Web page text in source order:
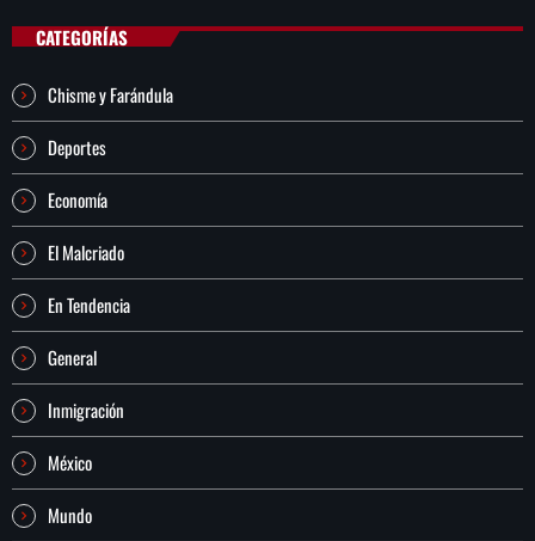
CATEGORÍAS
Chisme y Farándula
Deportes
Economía
El Malcriado
En Tendencia
General
Inmigración
México
Mundo